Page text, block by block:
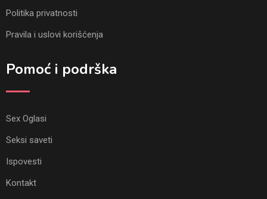
Politika privatnosti
Pravila i uslovi korišćenja
Pomoć i podrška
Sex Oglasi
Seksi saveti
Ispovesti
Kontakt